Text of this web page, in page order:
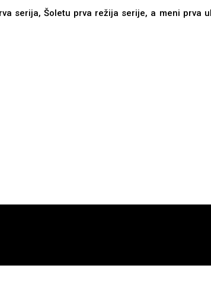
serija, Šoletu prva režija serije, a meni prva